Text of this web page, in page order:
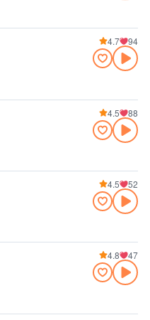
4.7 94
4.5 88
4.5 52
4.8 47